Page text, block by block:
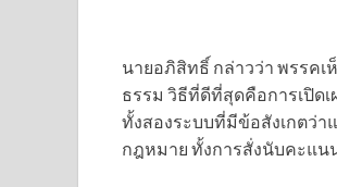
นายอภิสิทธิ์ กล่าวว่า พรรคเ
ธรรม วิธีที่ดีที่สุดคือการเปิด
ทั้งสองระบบที่มีข้อสังเกตว่
กฎหมาย ทั้งการสั่งนับคะแ